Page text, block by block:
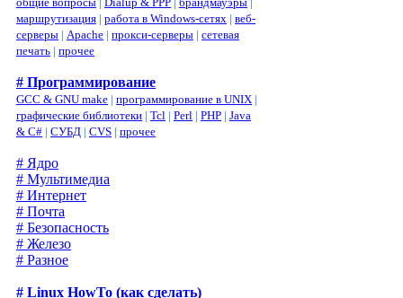
маршрутизация | работа в Windows-сетях | веб-
серверы | Apache | прокси-серверы | сетевая
печать | прочее
# Программирование
GCC & GNU make | программирование в UNIX |
графические библиотеки | Tcl | Perl | PHP | Java
& C# | СУБД | CVS | прочее
# Ядро
# Мультимедиа
# Интернет
# Почта
# Безопасность
# Железо
# Разное
# Linux HowTo (как сделать)